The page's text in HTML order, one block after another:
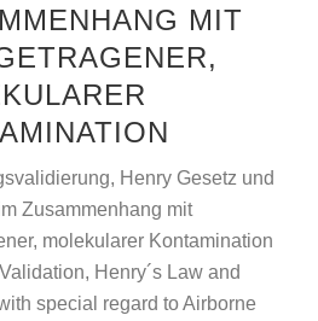
MIT
Henry Gesetz und
Zusammenhang mit
molekularer Kontamination
Henry´s Law and
special regard to Airborne